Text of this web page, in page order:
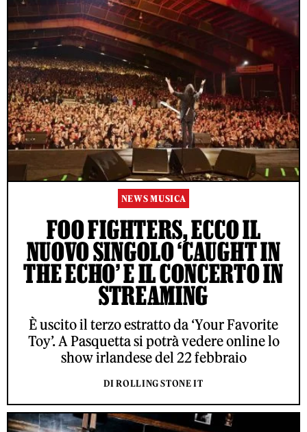
NEWS MUSICA
FOO FIGHTERS, ECCO IL
NUOVO SINGOLO ‘CAUGHT IN
THE ECHO’ E IL CONCERTO IN
STREAMING
È uscito il terzo estratto da ‘Your Favorite
Toy’. A Pasquetta si potrà vedere online lo
show irlandese del 22 febbraio
DI ROLLING STONE IT